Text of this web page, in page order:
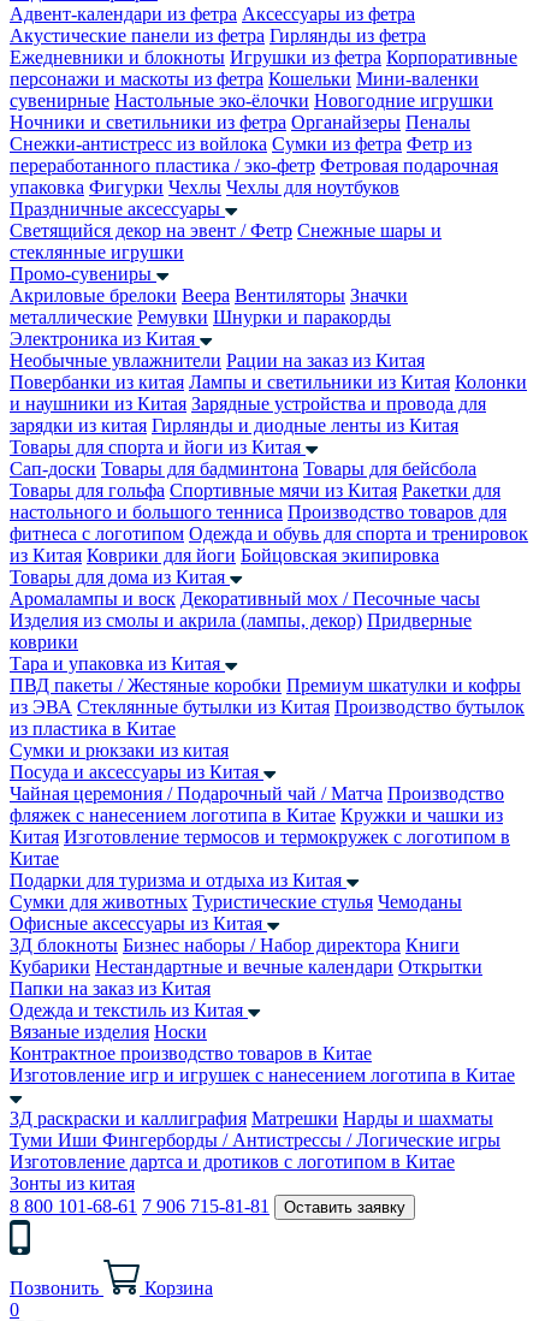
Адвент-календари из фетра Аксессуары из фетра
Акустические панели из фетра Гирлянды из фетра
Ежедневники и блокноты Игрушки из фетра Корпоративные
персонажи и маскоты из фетра Кошельки Мини-валенки
сувенирные Настольные эко-ёлочки Новогодние игрушки
Ночники и светильники из фетра Органайзеры Пеналы
Снежки-антистресс из войлока Сумки из фетра Фетр из
переработанного пластика / эко-фетр Фетровая подарочная
упаковка Фигурки Чехлы Чехлы для ноутбуков
Праздничные аксессуары
Светящийся декор на эвент / Фетр Снежные шары и
стеклянные игрушки
Промо-сувениры
Акриловые брелоки Веера Вентиляторы Значки
металлические Ремувки Шнурки и паракорды
Электроника из Китая
Необычные увлажнители Рации на заказ из Китая
Повербанки из китая Лампы и светильники из Китая Колонки
и наушники из Китая Зарядные устройства и провода для
зарядки из китая Гирлянды и диодные ленты из Китая
Товары для спорта и йоги из Китая
Сап-доски Товары для бадминтона Товары для бейсбола
Товары для гольфа Спортивные мячи из Китая Ракетки для
настольного и большого тенниса Производство товаров для
фитнеса с логотипом Одежда и обувь для спорта и тренировок
из Китая Коврики для йоги Бойцовская экипировка
Товары для дома из Китая
Аромалампы и воск Декоративный мох / Песочные часы
Изделия из смолы и акрила (лампы, декор) Придверные
коврики
Тара и упаковка из Китая
ПВД пакеты / Жестяные коробки Премиум шкатулки и кофры
из ЭВА Стеклянные бутылки из Китая Производство бутылок
из пластика в Китае
Сумки и рюкзаки из китая
Посуда и аксессуары из Китая
Чайная церемония / Подарочный чай / Матча Производство
фляжек с нанесением логотипа в Китае Кружки и чашки из
Китая Изготовление термосов и термокружек с логотипом в
Китае
Подарки для туризма и отдыха из Китая
Сумки для животных Туристические стулья Чемоданы
Офисные аксессуары из Китая
3Д блокноты Бизнес наборы / Набор директора Книги
Кубарики Нестандартные и вечные календари Открытки
Папки на заказ из Китая
Одежда и текстиль из Китая
Вязаные изделия Носки
Контрактное производство товаров в Китае
Изготовление игр и игрушек с нанесением логотипа в Китае
3Д раскраски и каллиграфия Матрешки Нарды и шахматы
Туми Иши Фингерборды / Антистрессы / Логические игры
Изготовление дартса и дротиков с логотипом в Китае
Зонты из китая
8 800 101-68-61 7 906 715-81-81 Оставить заявку
Позвонить
Корзина
0